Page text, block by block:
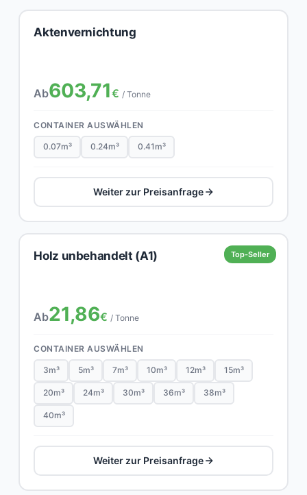
Aktenvernichtung
Ab603,71€ / Tonne
CONTAINER AUSWÄHLEN
0.07m³ 0.24m³ 0.41m³
Weiter zur Preisanfrage
Top-Seller
Holz unbehandelt (A1)
Ab21,86€ / Tonne
CONTAINER AUSWÄHLEN
3m³ 5m³ 7m³ 10m³ 12m³ 15m³
20m³ 24m³ 30m³ 36m³ 38m³
40m³
Weiter zur Preisanfrage